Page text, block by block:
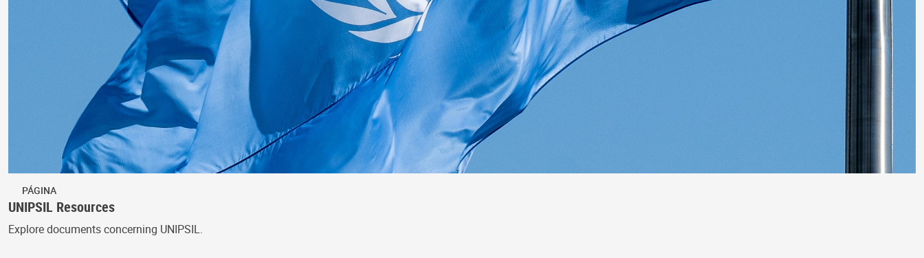
PÁGINA
UNIPSIL Resources
Explore documents concerning UNIPSIL.